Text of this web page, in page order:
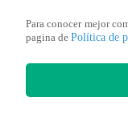
Pájaro Gómez
mantuvo su silla
Para conocer mejor
pagina de Política de